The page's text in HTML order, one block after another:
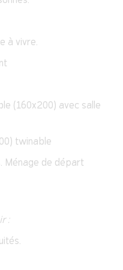
à vivre.
(160x200) avec salle
twinable
Ménage de départ
: